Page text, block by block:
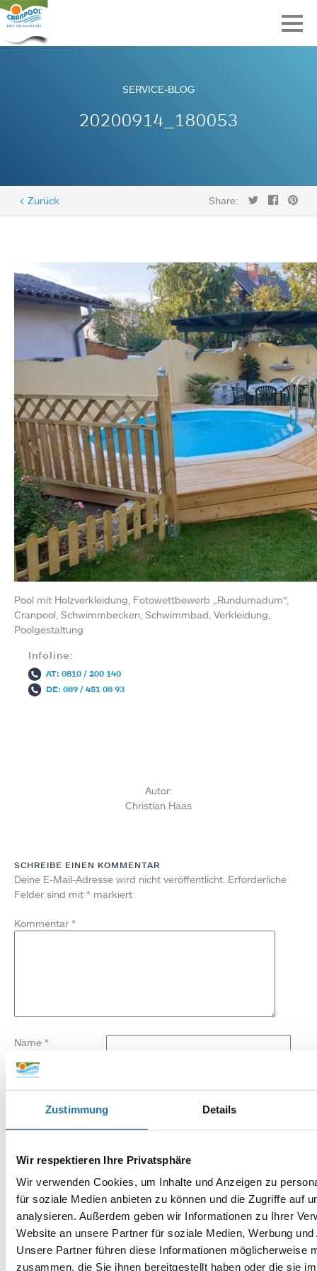
Zustimmung Details
Wir respektieren Ihre Privatsphäre
Wir verwenden Cookies, um Inhalte und Anzeigen zu
für soziale Medien anbieten zu können und die Zugriffe auf
analysieren. Außerdem geben wir Informationen zu Ihrer
Website an unsere Partner für soziale Medien, Werbung
Unsere Partner führen diese Informationen möglicherweise
zusammen, die Sie ihnen bereitgestellt haben oder die sie
SERVICE-BLOG
20200914_180053
< Zurück Share:
Pool mit Holzverkleidung, Fotowettbewerb „Rundumadum“,
Cranpool, Schwimmbecken, Schwimmbad, Verkleidung,
Poolgestaltung
Infoline:
AT: 0810 / 200 140
DE: 089 / 451 08 93
Autor:
Christian Haas
SCHREIBE EINEN KOMMENTAR
Deine E-Mail-Adresse wird nicht veröffentlicht. Erforderliche
Felder sind mit * markiert
Kommentar *
Name *
E-Mail-Adresse